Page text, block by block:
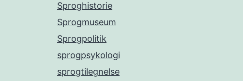
Sproghistorie
Sprogmuseum
Sprogpolitik
sprogpsykologi
sprogtilegnelse